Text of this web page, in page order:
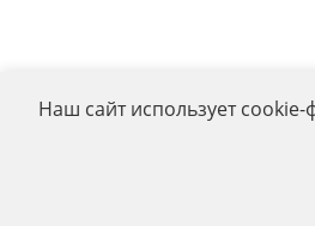
Наш сайт использует